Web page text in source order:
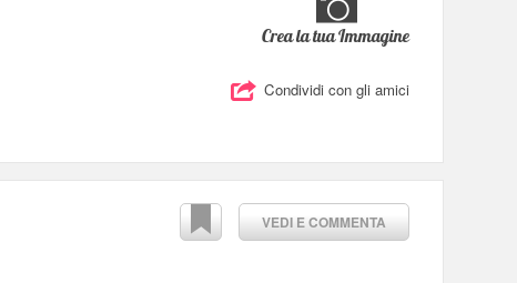
Crea la tua Immagine
Condividi con gli amici
VEDI E COMMENTA